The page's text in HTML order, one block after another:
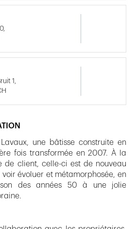
une bâtisse construite en
fois transformée en 2007. À la
de client, celle-ci est de nouveau
évoluer et métamorphosée, en
des années 50 à une jolie
1,